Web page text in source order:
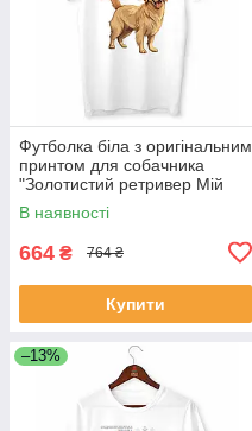
Футболка біла з оригінальним
принтом для собачника
"Золотистий ретривер Мій
найкращий друг" Push IT
В наявності
664 ₴ 764 ₴
Купити
–13%